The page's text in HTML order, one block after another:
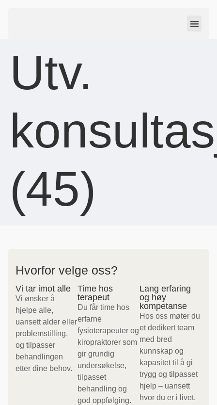
Utv.
(45)
Hvorfor velge oss?
Vi tar imot alle
Vi ønsker å
hjelpe alle,
uansett alder eller
problemstilling,
og tilpasser
behandlingen
etter dine behov.
Time hos
terapeut
Du får time hos
erfarne
fysioterapeuter og
kiropraktorer som
gir grundig
undersøkelse,
tilpasset
behandling og
god oppfølging.
Lang erfaring
og høy
kompetanse
Hos oss møter du
et dedikert team
med bred
kunnskap og
kapasitet til å gi
trygg og tilpasset
hjelp – uansett
hvor du er i livet.